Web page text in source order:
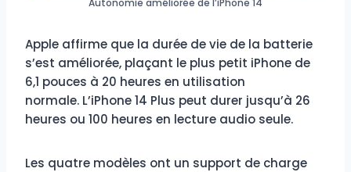
Apple affirme que la durée de vie de la batterie
s’est améliorée, plaçant le plus petit iPhone de
6,1 pouces à 20 heures en utilisation
normale. L’iPhone 14 Plus peut durer jusqu’à 26
heures ou 100 heures en lecture audio seule.
Les quatre modèles ont un support de charge